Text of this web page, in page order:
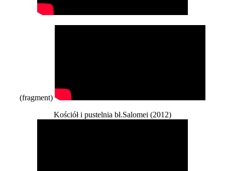
(fragment)
Kościół i pustelnia bł.Salomei (2012)